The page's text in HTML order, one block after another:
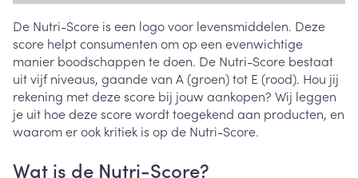
De Nutri-Score is een logo voor levensmiddelen. Deze
score helpt consumenten om op een evenwichtige
manier boodschappen te doen. De Nutri-Score bestaat
uit vijf niveaus, gaande van A (groen) tot E (rood). Hou jij
rekening met deze score bij jouw aankopen? Wij leggen
je uit hoe deze score wordt toegekend aan producten, en
waarom er ook kritiek is op de Nutri-Score.
Wat is de Nutri-Score?